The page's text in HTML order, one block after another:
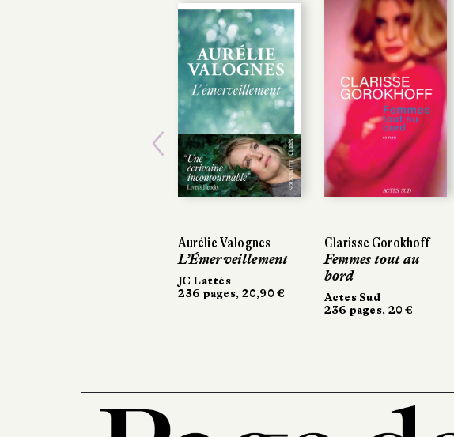
Aurélie Valognes
L’Émerveillement
JC Lattès
236 pages, 20,90 €
Clarisse Gorokhoff
Femmes tout au
bord
Actes Sud
236 pages, 20 €
Previous